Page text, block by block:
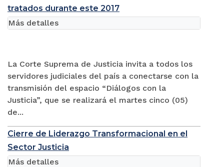
tratados durante este 2017
La Corte Suprema de Justicia invita a todos los
servidores judiciales del país a conectarse con la
transmisión del espacio “Diálogos con la
Justicia”, que se realizará el martes cinco (05)
de...
Más detalles
Cierre de Liderazgo Transformacional en el
Sector Justicia
Más detalles